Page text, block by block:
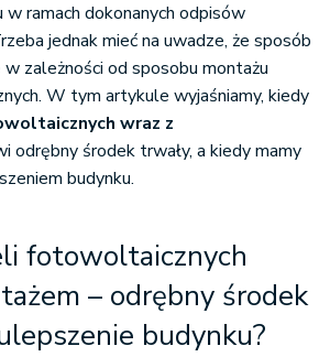
ramach dokonanych odpisów
jednak mieć na uwadze, że sposób
w zależności od sposobu montażu
W tym artykule wyjaśniamy, kiedy
wraz z
odrębny środek trwały, a kiedy mamy
budynku.
fotowoltaicznych
– odrębny środek
budynku?